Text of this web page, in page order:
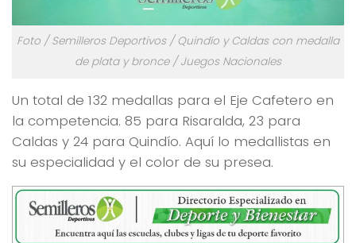
Foto / Semilleros Deportivos / Quindío y Caldas con medalla
de plata y bronce / Juegos Nacionales
Un total de 132 medallas para el Eje Cafetero en
la competencia. 85 para Risaralda, 23 para
Caldas y 24 para Quindío. Aquí lo medallistas en
su especialidad y el color de su presea.